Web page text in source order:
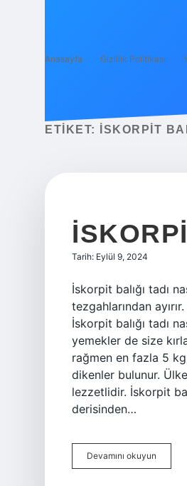
Anasayfa Gizlilik Politikası
ETIKET: İSKORPIT
Tarih: Eylül 9, 2024
İskorpit balığı tadı
tezgahlarından
İskorpit balığı tadı
yemekler de size
rağmen en fazla 5 kg
dikenler bulunur.
lezzetlidir. İskorpit
derisinden…
Devamını okuyun
Balığı